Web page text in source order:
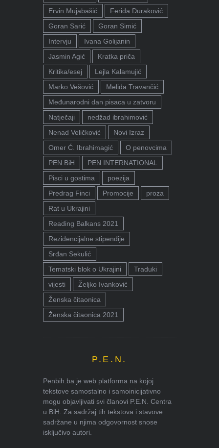
Ervin Mujabašić
Ferida Duraković
Goran Sarić
Goran Simić
Intervju
Ivana Golijanin
Jasmin Agić
Kratka priča
Kritika/esej
Lejla Kalamujić
Marko Vešović
Melida Travančić
Međunarodni dan pisaca u zatvoru
Natječaji
nedžad ibrahimović
Nenad Veličković
Novi Izraz
Omer Ć. Ibrahimagić
O penovcima
PEN BiH
PEN INTERNATIONAL
Pisci u gostima
poezija
Predrag Finci
Promocije
proza
Rat u Ukrajini
Reading Balkans 2021
Rezidencijalne stipendije
Srđan Sekulić
Tematski blok o Ukrajini
Traduki
vijesti
Željko Ivanković
Ženska čitaonica
Ženska čitaonica 2021
P.E.N.
Penbih.ba je web platforma na kojoj
tekstove samostalno i samoinicijativno
mogu objavljivati svi članovi P.E.N. Centra
u BiH. Za sadržaj tih tekstova i stavove
sadržane u njima odgovornost snose
isključivo autori.